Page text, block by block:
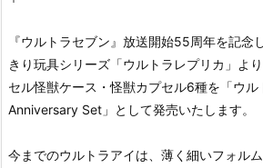
『ウルトラセブン』放送開始55周年を記念
きり玩具シリーズ「ウルトラレプリカ」よ
セル怪獣ケース・怪獣カプセル6種を「ウ
Anniversary Set」として発売いたします。
今までのウルトラアイは、薄く細いフォル